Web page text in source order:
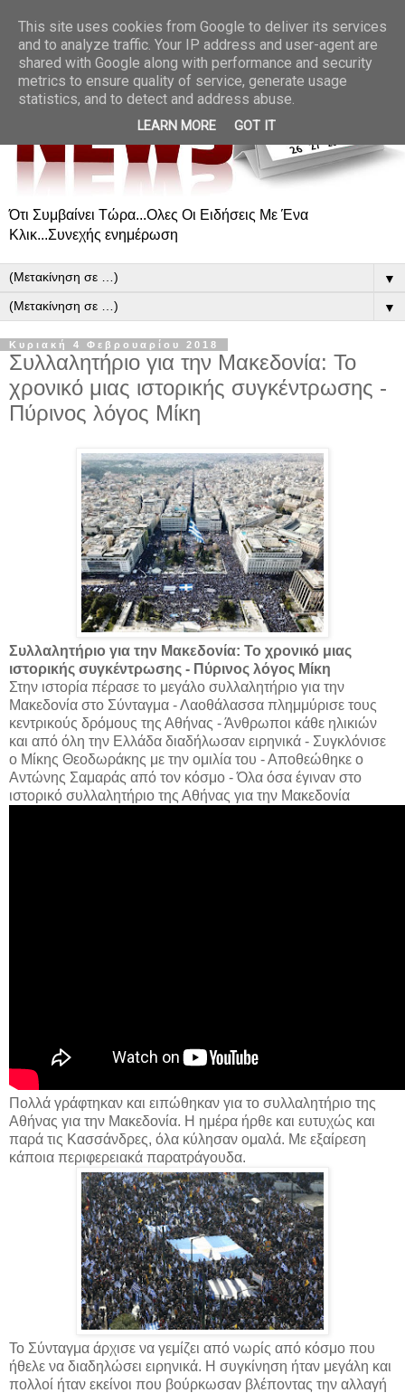
Ότι Συμβαίνει Τώρα...Ολες Οι Ειδήσεις Με Ένα
Κλικ...Συνεχής ενημέρωση
▼
▼
Κυριακή 4 Φεβρουαρίου 2018
Συλλαλητήριο για την Μακεδονία: Το
χρονικό μιας ιστορικής συγκέντρωσης -
Πύρινος λόγος Μίκη
Συλλαλητήριο για την Μακεδονία: Το χρονικό μιας
ιστορικής συγκέντρωσης - Πύρινος λόγος Μίκη
Στην ιστορία πέρασε το μεγάλο συλλαλητήριο για την
Μακεδονία στο Σύνταγμα - Λαοθάλασσα πλημμύρισε τους
κεντρικούς δρόμους της Αθήνας - Άνθρωποι κάθε ηλικιών
και από όλη την Ελλάδα διαδήλωσαν ειρηνικά - Συγκλόνισε
ο Μίκης Θεοδωράκης με την ομιλία του - Αποθεώθηκε ο
Αντώνης Σαμαράς από τον κόσμο - Όλα όσα έγιναν στο
ιστορικό συλλαλητήριο της Αθήνας για την Μακεδονία
Πολλά γράφτηκαν και ειπώθηκαν για το συλλαλητήριο της
Αθήνας για την Μακεδονία. Η ημέρα ήρθε και ευτυχώς και
παρά τις Κασσάνδρες, όλα κύλησαν ομαλά. Με εξαίρεση
κάποια περιφερειακά παρατράγουδα.
Το Σύνταγμα άρχισε να γεμίζει από νωρίς από κόσμο που
ήθελε να διαδηλώσει ειρηνικά. Η συγκίνηση ήταν μεγάλη και
πολλοί ήταν εκείνοι που βούρκωσαν βλέποντας την αλλαγή
This site uses cookies from Google to deliver its services
and to analyze traffic. Your IP address and user-agent are
shared with Google along with performance and security
metrics to ensure quality of service, generate usage
statistics, and to detect and address abuse.
LEARN MORE GOT IT